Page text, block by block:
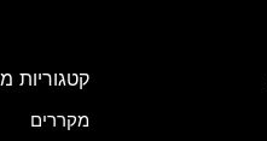
קטגוריות
מקררים